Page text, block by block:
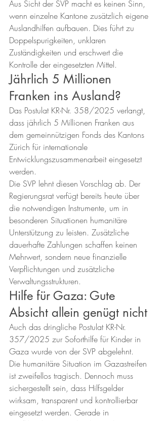
Aus Sicht der SVP macht es keinen Sinn,
wenn einzelne Kantone zusätzlich eigene
Auslandhilfen aufbauen. Dies führt zu
Doppelspurigkeiten, unklaren
Zuständigkeiten und erschwert die
Kontrolle der eingesetzten Mittel.
Jährlich 5 Millionen
Franken ins Ausland?
Das Postulat KR-Nr. 358/2025 verlangt,
dass jährlich 5 Millionen Franken aus
dem gemeinnützigen Fonds des Kantons
Zürich für internationale
Entwicklungszusammenarbeit eingesetzt
werden.
Die SVP lehnt diesen Vorschlag ab. Der
Regierungsrat verfügt bereits heute über
die notwendigen Instrumente, um in
besonderen Situationen humanitäre
Unterstützung zu leisten. Zusätzliche
dauerhafte Zahlungen schaffen keinen
Mehrwert, sondern neue finanzielle
Verpflichtungen und zusätzliche
Verwaltungsstrukturen.
Hilfe für Gaza: Gute
Absicht allein genügt nicht
Auch das dringliche Postulat KR-Nr.
357/2025 zur Soforthilfe für Kinder in
Gaza wurde von der SVP abgelehnt.
Die humanitäre Situation im Gazastreifen
ist zweifellos tragisch. Dennoch muss
sichergestellt sein, dass Hilfsgelder
wirksam, transparent und kontrollierbar
eingesetzt werden. Gerade in